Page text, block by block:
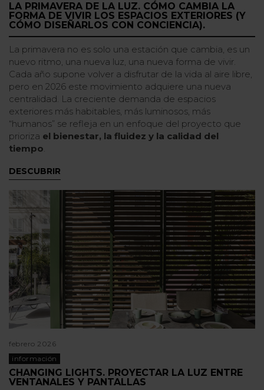
LA PRIMAVERA DE LA LUZ. CÓMO CAMBIA LA
FORMA DE VIVIR LOS ESPACIOS EXTERIORES (Y
CÓMO DISEÑARLOS CON CONCIENCIA).
La primavera no es solo una estación que cambia, es un
nuevo ritmo, una nueva luz, una nueva forma de vivir.
Cada año supone volver a disfrutar de la vida al aire libre,
pero en 2026 este movimiento adquiere una nueva
centralidad. La creciente demanda de espacios
exteriores más habitables, más luminosos, más
“humanos” se refleja en un enfoque del proyecto que
prioriza el bienestar, la fluidez y la calidad del
tiempo.
DESCUBRIR
febrero 2026
información
CHANGING LIGHTS. PROYECTAR LA LUZ ENTRE
VENTANALES Y PANTALLAS